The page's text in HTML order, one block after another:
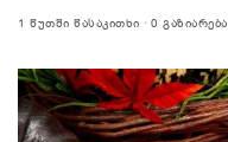
1 ᲬᲣᲗᲨᲘ ᲬᲐᲡᲐᲙᲘᲗᲮᲘ 0 ᲒᲐᲖᲘᲐᲠᲔᲑᲐ